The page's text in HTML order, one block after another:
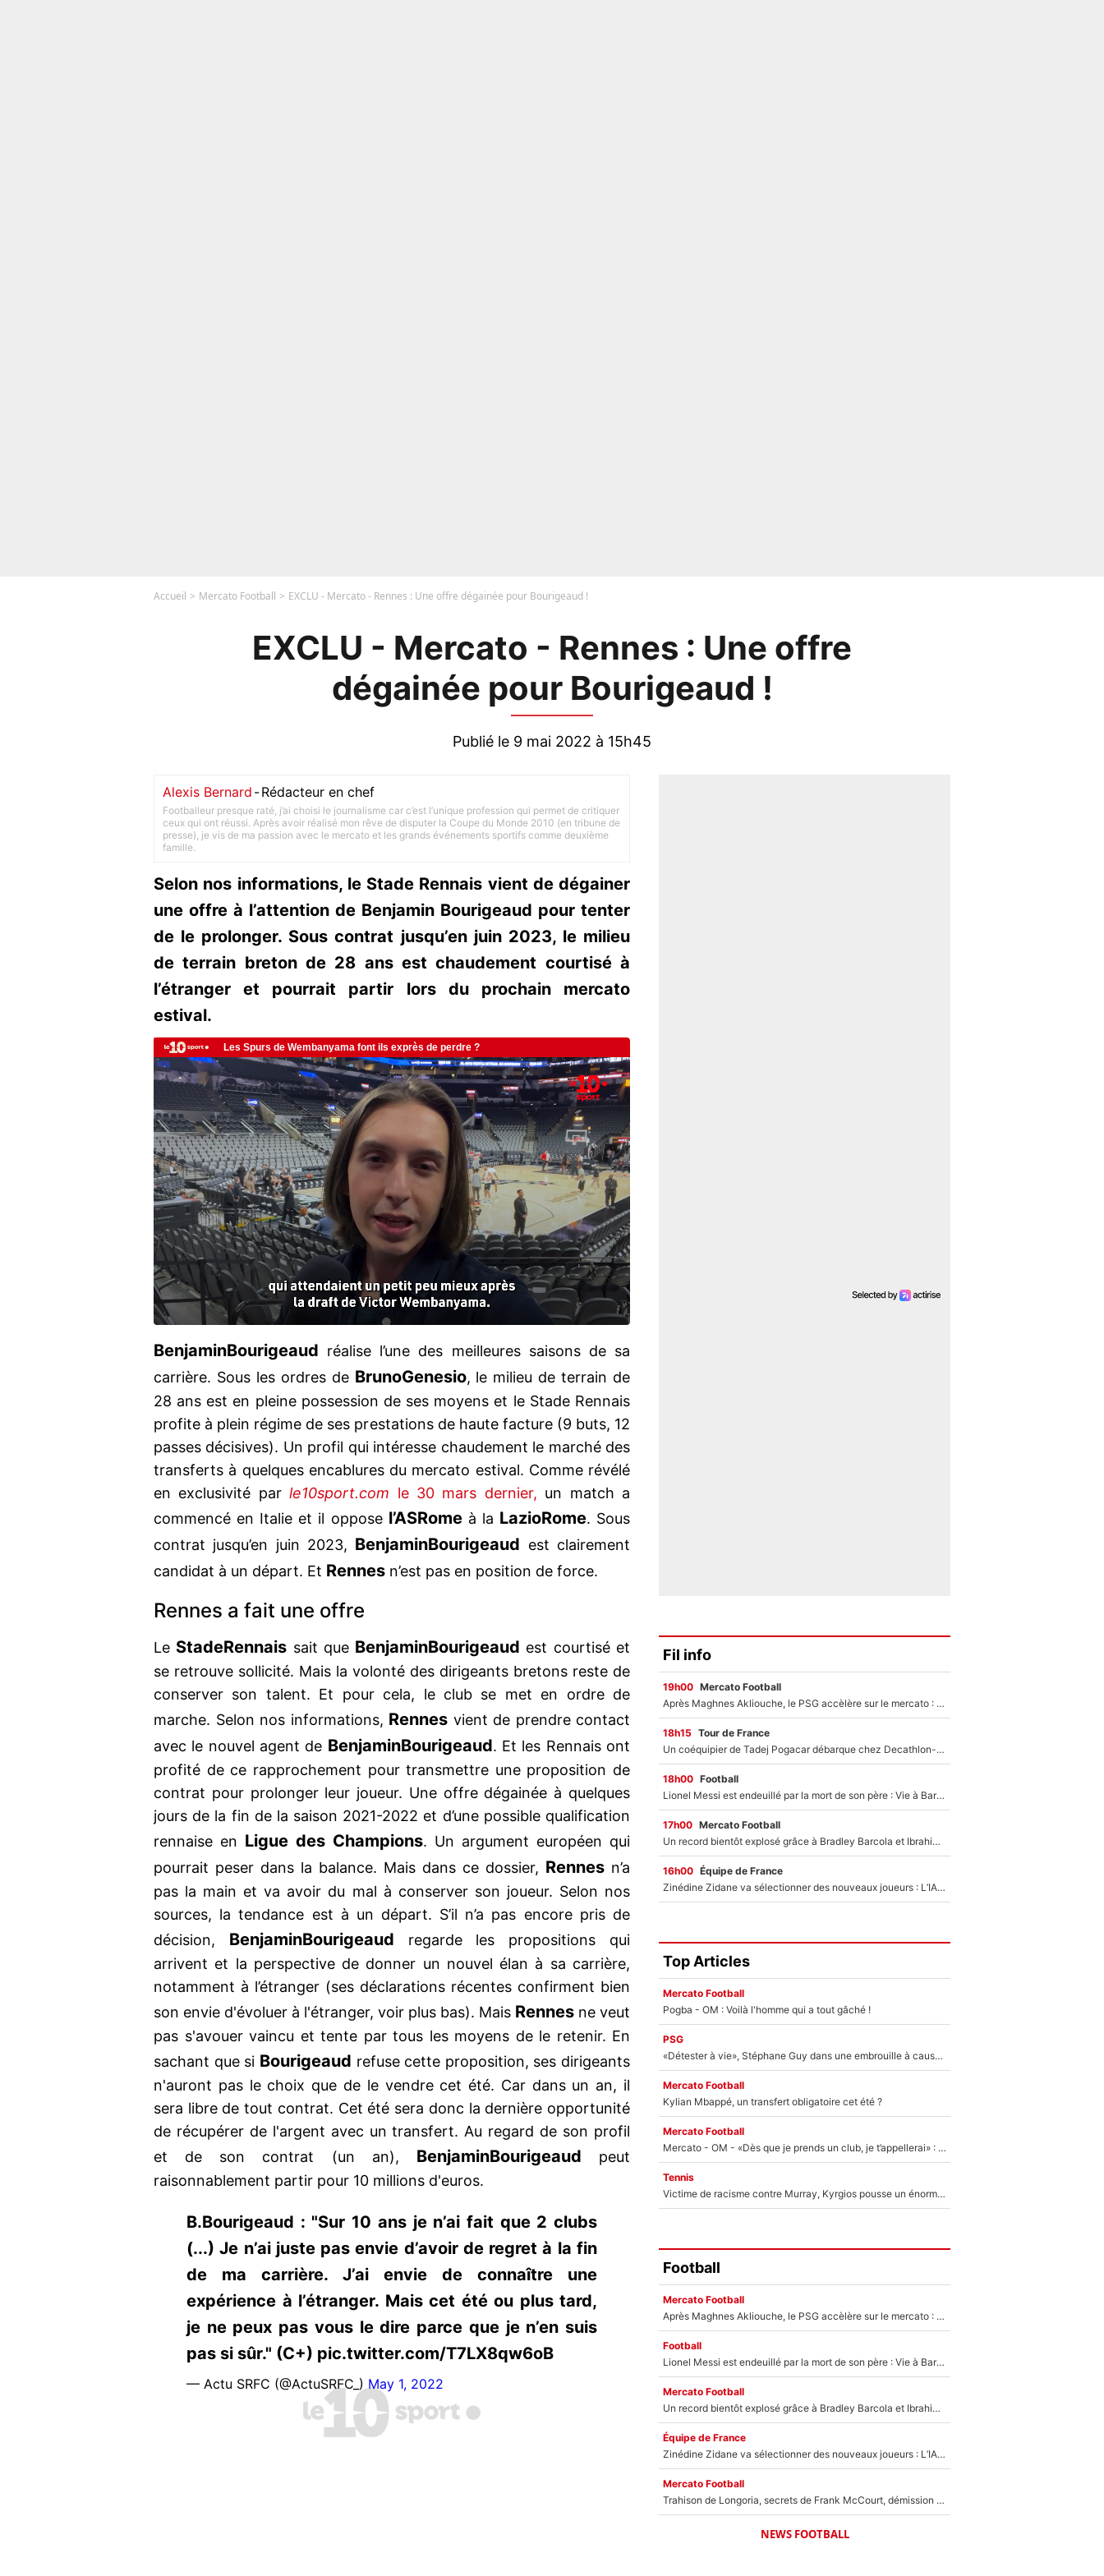
Accueil Mercato Football EXCLU - Mercato - Rennes : Une offre dégainée pour Bourigeaud !
EXCLU - Mercato - Rennes : Une offre
dégainée pour Bourigeaud !
Publié le 9 mai 2022 à 15h45
Alexis Bernard -Rédacteur en chef
Footballeur presque raté, j’ai choisi le journalisme car c’est l’unique profession qui permet de critiquer
ceux qui ont réussi. Après avoir réalisé mon rêve de disputer la Coupe du Monde 2010 (en tribune de
presse), je vis de ma passion avec le mercato et les grands événements sportifs comme deuxième
famille.
Selon nos informations, le Stade Rennais vient de dégainer
une offre à l’attention de Benjamin Bourigeaud pour tenter
de le prolonger. Sous contrat jusqu’en juin 2023, le milieu
de terrain breton de 28 ans est chaudement courtisé à
l’étranger et pourrait partir lors du prochain mercato
estival.
BenjaminBourigeaud réalise l’une des meilleures saisons de sa
carrière. Sous les ordres de BrunoGenesio, le milieu de terrain de
28 ans est en pleine possession de ses moyens et le Stade Rennais
profite à plein régime de ses prestations de haute facture (9 buts, 12
passes décisives). Un profil qui intéresse chaudement le marché des
transferts à quelques encablures du mercato estival. Comme révélé
en exclusivité parle10sport.com le 30 mars dernier, un match a
commencé en Italie et il oppose l’ASRomeà la LazioRome. Sous
contrat jusqu’en juin 2023, BenjaminBourigeaud est clairement
candidat à un départ. Et Rennes n’est pas en position de force.
Rennes a fait une offre
Le StadeRennais sait que BenjaminBourigeaud est courtisé et
se retrouve sollicité. Mais la volonté des dirigeants bretons reste de
conserver son talent. Et pour cela, le club se met en ordre de
marche. Selon nos informations, Rennes vient de prendre contact
avec le nouvel agent de BenjaminBourigeaud. Et les Rennais ont
profité de ce rapprochement pour transmettre une proposition de
contrat pour prolonger leur joueur. Une offre dégainée à quelques
jours de la fin de la saison 2021-2022 et d’une possible qualification
rennaise en Ligue des Champions. Un argument européen qui
pourrait peser dans la balance. Mais dans ce dossier, Rennes n’a
pas la main et va avoir du mal à conserver son joueur. Selon nos
sources, la tendance est à un départ. S’il n’a pas encore pris de
décision, BenjaminBourigeaud regarde les propositions qui
arrivent et la perspective de donner un nouvel élan à sa carrière,
notamment à l’étranger (ses déclarations récentes confirment bien
son envie d'évoluer à l'étranger, voir plus bas). Mais Rennes ne veut
pas s'avouer vaincu et tente par tous les moyens de le retenir. En
sachant que si Bourigeaud refuse cette proposition, ses dirigeants
n'auront pas le choix que de le vendre cet été. Car dans un an, il
sera libre de tout contrat. Cet été sera donc la dernière opportunité
de récupérer de l'argent avec un transfert. Au regard de son profil
et de son contrat (un an), BenjaminBourigeaud peut
raisonnablement partir pour 10 millions d'euros.
B.Bourigeaud : "Sur 10 ans je n’ai fait que 2 clubs
(...) Je n’ai juste pas envie d’avoir de regret à la fin
de ma carrière. J’ai envie de connaître une
expérience à l’étranger. Mais cet été ou plus tard,
je ne peux pas vous le dire parce que je n’en suis
pas si sûr." (C+) pic.twitter.com/T7LX8qw6oB
— Actu SRFC (@ActuSRFC_) May 1, 2022
Fil info
19h00 Mercato Football
Après Maghnes Akliouche, le PSG accèlère sur le mercato : Voilà les deux nouvelles recrues qui vont signer la semaine prochaine ?
18h15 Tour de France
Un coéquipier de Tadej Pogacar débarque chez Decathlon-CMA CGM pour épauler Paul Seixas : «Mes meilleures années sont à venir»
18h00 Football
Lionel Messi est endeuillé par la mort de son père : Vie à Barcelone, transfert au PSG... voilà comment Jorge Messi a joué un rôle essentiel dans sa carrière !
17h00 Mercato Football
Un record bientôt explosé grâce à Bradley Barcola et Ibrahim Mbaye : Le PSG sur le point de réaliser un mercato historique ?
16h00 Équipe de France
Zinédine Zidane va sélectionner des nouveaux joueurs : L’IA dévoile les 5 cracks qui pourraient rapidement le rejoindre en équipe de France !
Top Articles
Mercato Football
Pogba - OM : Voilà l'homme qui a tout gâché !
PSG
«Détester à vie», Stéphane Guy dans une embrouille à cause du PSG !
Mercato Football
Kylian Mbappé, un transfert obligatoire cet été ?
Mercato Football
Mercato - OM - «Dès que je prends un club, je t’appellerai» : La promesse de Marcelino au moment de claquer la porte
Tennis
Victime de racisme contre Murray, Kyrgios pousse un énorme coup de gueule !
Football
Mercato Football
Après Maghnes Akliouche, le PSG accèlère sur le mercato : Voilà les deux nouvelles recrues qui vont signer la semaine prochaine ?
Football
Lionel Messi est endeuillé par la mort de son père : Vie à Barcelone, transfert au PSG... voilà comment Jorge Messi a joué un rôle essentiel dans sa carrière !
Mercato Football
Un record bientôt explosé grâce à Bradley Barcola et Ibrahim Mbaye : Le PSG sur le point de réaliser un mercato historique ?
Équipe de France
Zinédine Zidane va sélectionner des nouveaux joueurs : L’IA dévoile les 5 cracks qui pourraient rapidement le rejoindre en équipe de France !
Mercato Football
Trahison de Longoria, secrets de Frank McCourt, démission de Roberto De Zerbi : Medhi Benatia se lâche sur son départ de l'OM et fait d'importantes révélations
NEWS FOOTBALL